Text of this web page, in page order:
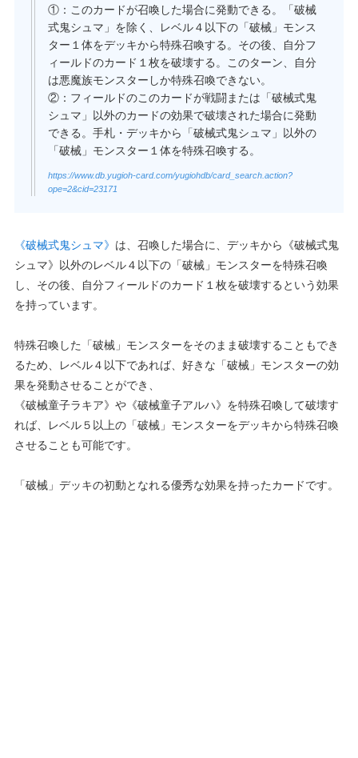
①：このカードが召喚した場合に発動できる。「破械
式鬼シュマ」を除く、レベル４以下の「破械」モンス
ター１体をデッキから特殊召喚する。その後、自分フ
ィールドのカード１枚を破壊する。このターン、自分
は悪魔族モンスターしか特殊召喚できない。
②：フィールドのこのカードが戦闘または「破械式鬼
シュマ」以外のカードの効果で破壊された場合に発動
できる。手札・デッキから「破械式鬼シュマ」以外の
「破械」モンスター１体を特殊召喚する。
https://www.db.yugioh-card.com/yugiohdb/card_search.action?
ope=2&cid=23171
《破械式鬼シュマ》 は、召喚した場合に、デッキから《破械式鬼
シュマ》以外のレベル４以下の「破械」モンスターを特殊召喚
し、その後、自分フィールドのカード１枚を破壊するという効果
を持っています。
特殊召喚した「破械」モンスターをそのまま破壊することもでき
るため、レベル４以下であれば、好きな「破械」モンスターの効
果を発動させることができ、
《破械童子ラキア》や《破械童子アルハ》を特殊召喚して破壊す
れば、レベル５以上の「破械」モンスターをデッキから特殊召喚
させることも可能です。
「破械」デッキの初動となれる優秀な効果を持ったカードです。